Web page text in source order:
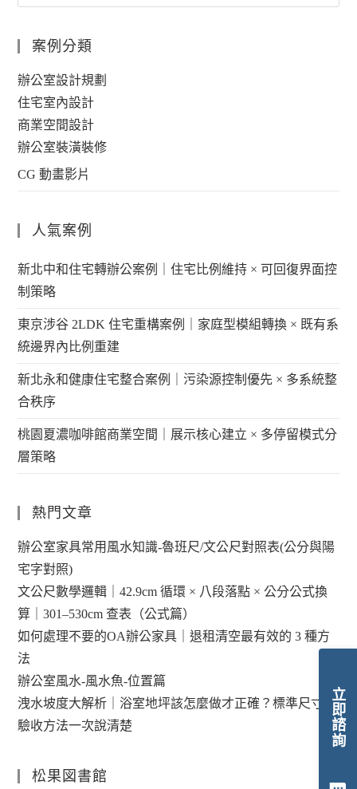
立即諮詢
案例分類
辦公室設計規劃
住宅室內設計
商業空間設計
辦公室裝潢裝修
CG 動畫影片
人氣案例
新北中和住宅轉辦公案例｜住宅比例維持 × 可回復界面控
制策略
東京涉谷 2LDK 住宅重構案例｜家庭型模組轉換 × 既有系
統邊界內比例重建
新北永和健康住宅整合案例｜污染源控制優先 × 多系統整
合秩序
桃園夏濃咖啡館商業空間｜展示核心建立 × 多停留模式分
層策略
熱門文章
辦公室家具常用風水知識-魯班尺/文公尺對照表(公分與陽
宅字對照)
文公尺數學邏輯｜42.9cm 循環 × 八段落點 × 公分公式換
算｜301–530cm 查表（公式篇）
如何處理不要的OA辦公家具｜退租清空最有效的 3 種方
法
辦公室風水-風水魚-位置篇
洩水坡度大解析｜浴室地坪該怎麼做才正確？標準尺寸與
驗收方法一次說清楚
松果図書館